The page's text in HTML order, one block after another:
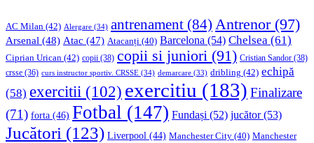
AC Milan (42) Alergare (34) antrenament (84) Antrenor(97)
Arsenal (48) Atac (47) Atacanți (40) Barcelona (54) Chelsea (61)
Ciprian Urican (42) copii (38) copii si juniori (91) Cristian Sandor (38)
crsse (36) curs instructor sportiv. CRSSE (34) demarcare (33) dribling (42) echipă
(58) exercitii (102) exercitiu (183) Finalizare
(71) forta (46) Fotbal (147) Fundași (52) jucător(53)
Jucători (123) Liverpool (44) Manchester City (40) Manchester